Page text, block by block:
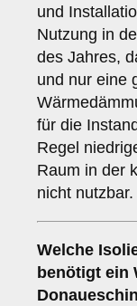
und
Nutzung in
des Jahres,
und nur eine
für die
Regel
Raum in der
nicht nutzbar.
Welche
benötigt ein